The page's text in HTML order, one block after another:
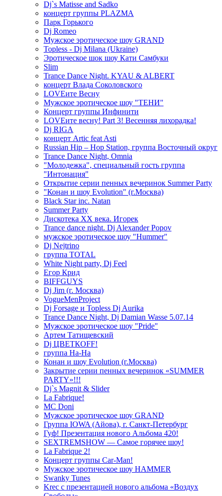
Dj`s Matisse and Sadko
концерт группы PLAZMA
Парк Горького
Dj Romeo
Мужское эротическое шоу GRAND
Topless - Dj Milana (Ukraine)
Эротическое шок шоу Кати Самбуки
Slim
Trance Dance Night. KYAU & ALBERT
концерт Влада Соколовского
LOVEите Весну
Мужское эротическое шоу "ТЕНИ"
Концерт группы Инфинити
LOVEите весну! Part 3! Весенняя лихорадка!
Dj RIGA
концерт Artic feat Asti
Russian Hip – Hop Station, группа Восточный округ
Trance Dance Night, Omnia
"Молодежка", специальный гость группа
"Интонация"
Открытие серии пенных вечеринок Summer Party
"Конан и шоу Evolution" (г.Москва)
Black Star inc. Natan
Summer Party
Дискотека ХХ века. Игорек
Trance dance night. Dj Alexander Popov
мужское эротическое шоу "Hummer"
Dj Nejtrino
группа TOTAL
White Night party, Dj Feel
Егор Крид
BIFFGUYS
Dj Jim (г. Москва)
VogueMenProject
Dj Forsage и Topless Dj Aurika
Trance Dance Night, Dj Damian Wasse 5.07.14
Мужское эротическое шоу "Pride"
Артем Татищевский
Dj ЦВЕТКOFF!
группа На-На
Конан и шоу Evolution (г.Москва)
Закрытие серии пенных вечеринок «SUMMER
PARTY»!!!
Dj`s Magnit & Slider
La Fabrique!
MC Doni
Мужское эротическое шоу GRAND
Группа IOWA (Айова), г. Санкт-Петербург
Гуф! Презентация нового Альбома 420!
SEXTREMSHOW — Самое горячее шоу!
La Fabrique 2!
Концерт группы Car-Man!
Мужское эротическое шоу HAMMER
Swanky Tunes
Krec с презентацией нового альбома «Воздух